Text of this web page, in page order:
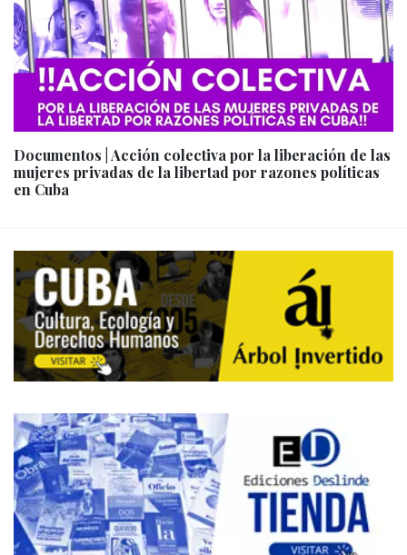
Documentos | Acción colectiva por la liberación de las
mujeres privadas de la libertad por razones políticas
en Cuba